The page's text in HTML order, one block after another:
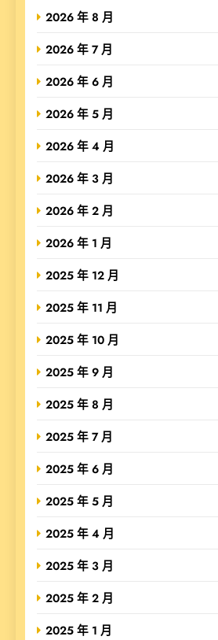
2026 年 8 月
2026 年 7 月
2026 年 6 月
2026 年 5 月
2026 年 4 月
2026 年 3 月
2026 年 2 月
2026 年 1 月
2025 年 12 月
2025 年 11 月
2025 年 10 月
2025 年 9 月
2025 年 8 月
2025 年 7 月
2025 年 6 月
2025 年 5 月
2025 年 4 月
2025 年 3 月
2025 年 2 月
2025 年 1 月